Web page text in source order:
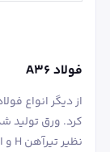
فولاد A36
کرد. ورق تولید